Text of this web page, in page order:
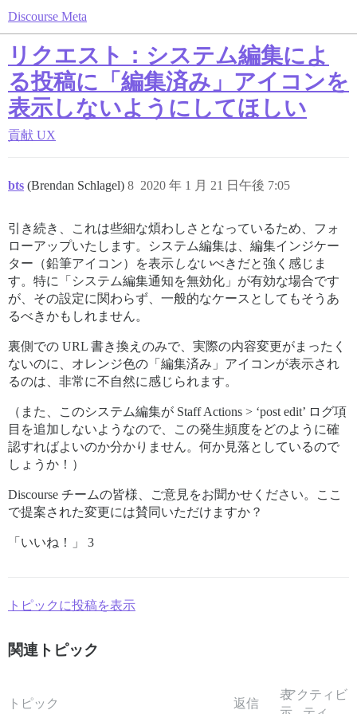
Discourse Meta
リクエスト：システム編集によ
る投稿に「編集済み」アイコンを
表示しないようにしてほしい
貢献 UX
bts (Brendan Schlagel) 2020 年 1 月 21 日午後 7:05
8
引き続き、これは些細な煩わしさとなっているため、フォ
ローアップいたします。システム編集は、編集インジケー
ター（鉛筆アイコン）を表示 しないべきだと強く感じま
す。特に「システム編集通知を無効化」が有効な場合です
が、その設定に関わらず、一般的なケースとしてもそうあ
るべきかもしれません。
裏側での URL 書き換えのみで、実際の内容変更がまったく
ないのに、オレンジ色の「編集済み」アイコンが表示され
るのは、非常に不自然に感じられます。
（また、このシステム編集が Staff Actions > ‘post edit’ ログ項
目を追加しないようなので、この発生頻度をどのように確
認すればよいのか分かりません。何か見落としているので
しょうか！）
Discourse チームの皆様、ご意見をお聞かせください。ここ
で提案された変更には賛同いただけますか？
「いいね！」 3
トピックに投稿を表示
関連トピック
トピック 返信
表
アクティビ